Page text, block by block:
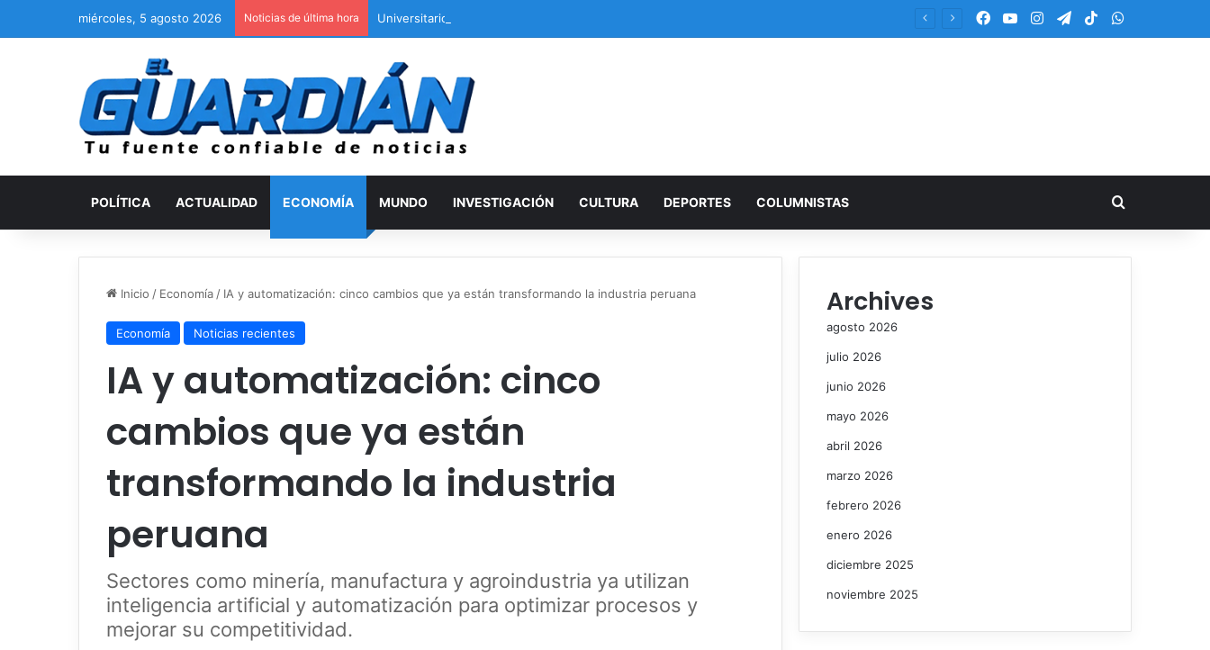
miércoles, 5 agosto 2026 Noticias de última hora Universitario cayó 2-0 ante Cienciano en el Cusco Facebook
YouTubeInstagramTelegram
TikTok
POLÍTICA ACTUALIDAD ECONOMÍA MUNDO INVESTIGACIÓN CULTURA DEPORTES COLUMNISTAS
Inicio / Economía / IA y automatización: cinco cambios que ya están transformando la industria peruana
Economía Noticias recientes
IA y automatización: cinco
cambios que ya están
transformando la industria
peruana
Sectores como minería, manufactura y agroindustria ya utilizan
inteligencia artificial y automatización para optimizar procesos y
mejorar su competitividad.
Archives
agosto 2026
julio 2026
junio 2026
mayo 2026
abril 2026
marzo 2026
febrero 2026
enero 2026
diciembre 2025
noviembre 2025